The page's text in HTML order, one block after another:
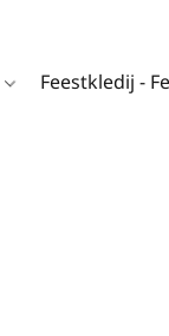
Feestkledij -